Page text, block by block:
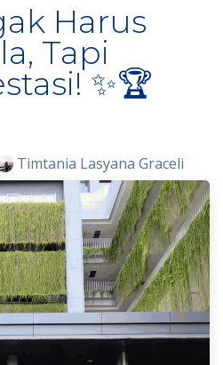
Harus
Tapi
✨🏆
Timtania Lasyana Graceli